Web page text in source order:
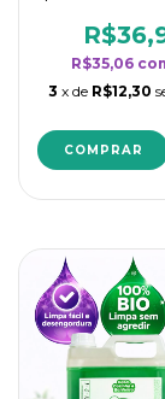
categoria -
R$35,06
3 x de R$12,30